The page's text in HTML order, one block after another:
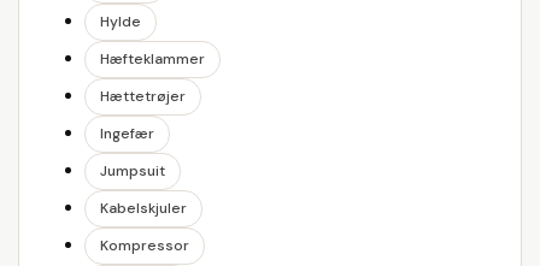
Hylde
Hæfteklammer
Hættetrøjer
Ingefær
Jumpsuit
Kabelskjuler
Kompressor